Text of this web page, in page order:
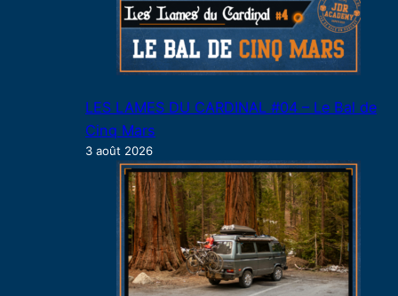
LES LAMES DU CARDINAL #04 – Le Bal de
Cinq Mars
3 août 2026